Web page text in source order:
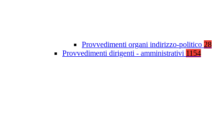
Provvedimenti organi indirizzo-politico 28
Provvedimenti dirigenti - amministrativi 1154